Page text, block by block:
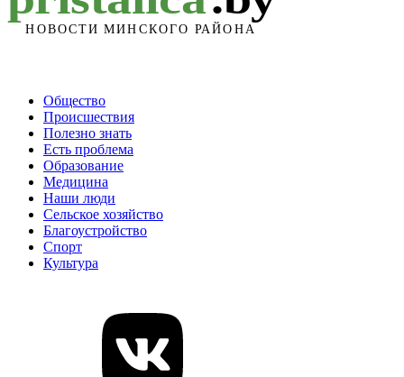
Общество
Происшествия
Полезно знать
Есть проблема
Образование
Медицина
Наши люди
Сельское хозяйство
Благоустройство
Спорт
Культура